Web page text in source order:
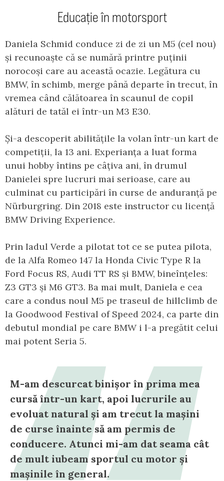
Educație în motorsport
Daniela Schmid conduce zi de zi un M5 (cel nou)
și recunoaște că se numără printre puținii
norocoși care au această ocazie. Legătura cu
BMW, în schimb, merge până departe în trecut, în
vremea când călătoarea în scaunul de copil
alături de tatăl ei într-un M3 E30.
Și-a descoperit abilitățile la volan într-un kart de
competiții, la 13 ani. Experianța a luat forma
unui hobby întins pe câțiva ani, în drumul
Danielei spre lucruri mai serioase, care au
culminat cu participări în curse de anduranță pe
Nürburgring. Din 2018 este instructor cu licență
BMW Driving Experience.
Prin Iadul Verde a pilotat tot ce se putea pilota,
de la Alfa Romeo 147 la Honda Civic Type R la
Ford Focus RS, Audi TT RS și BMW, bineînțeles:
Z3 GT3 și M6 GT3. Ba mai mult, Daniela e cea
care a condus noul M5 pe traseul de hillclimb de
la Goodwood Festival of Speed 2024, ca parte din
debutul mondial pe care BMW i l-a pregătit celui
mai potent Seria 5.
M-am descurcat binișor în prima mea
cursă într-un kart, apoi lucrurile au
evoluat natural și am trecut la mașini
de curse înainte să am permis de
conducere. Atunci mi-am dat seama cât
de mult iubeam sportul cu motor și
mașinile în general.